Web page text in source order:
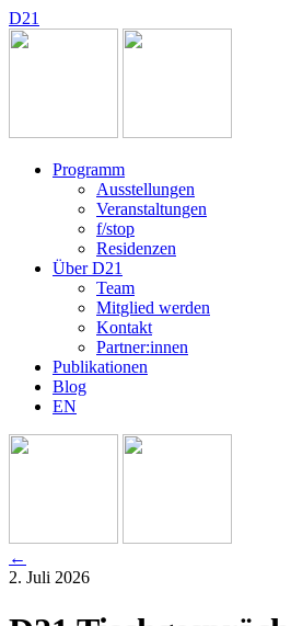
D21
Programm
Ausstellungen
Veranstaltungen
f/stop
Residenzen
Über D21
Team
Mitglied werden
Kontakt
Partner:innen
Publikationen
Blog
EN
←
2. Juli 2026